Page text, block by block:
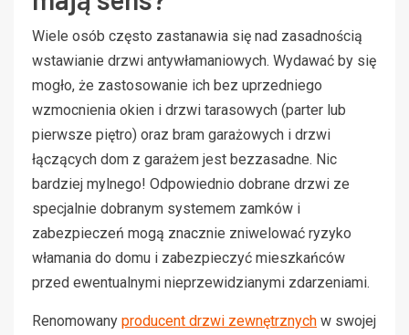
Wiele osób często zastanawia się nad zasadnością
wstawianie drzwi antywłamaniowych. Wydawać by się
mogło, że zastosowanie ich bez uprzedniego
wzmocnienia okien i drzwi tarasowych (parter lub
pierwsze piętro) oraz bram garażowych i drzwi
łączących dom z garażem jest bezzasadne. Nic
bardziej mylnego! Odpowiednio dobrane drzwi ze
specjalnie dobranym systemem zamków i
zabezpieczeń mogą znacznie zniwelować ryzyko
włamania do domu i zabezpieczyć mieszkańców
przed ewentualnymi nieprzewidzianymi zdarzeniami.
Renomowany producent drzwi zewnętrznych w swojej